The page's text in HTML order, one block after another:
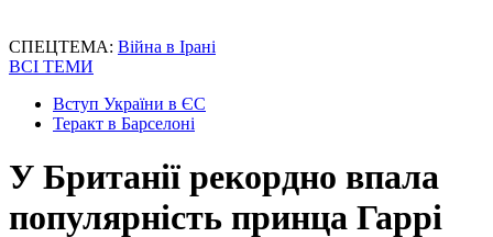
СПЕЦТЕМА: Війна в Ірані
ВСІ ТЕМИ
Вступ України в ЄС
Теракт в Барселоні
У Британії рекордно впала
популярність принца Гаррі